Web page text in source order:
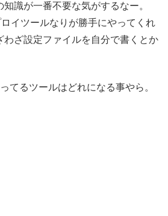
識が一番不要な気がするなー。
イツールなりが勝手にやってくれ
わざ設定ファイルを自分で書くとか
てるツールはどれになる事やら。